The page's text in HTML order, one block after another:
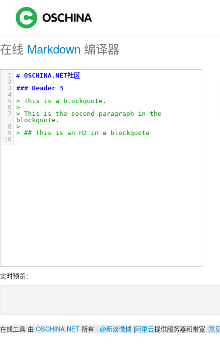
在线 Markdown 编译器
1
2
3
4
5
6
7
8
9
10
# OSCHINA.NET社区
### Header 3
> This is a blockquote.
>
> This is the second paragraph in the
blockquote.
>
> ## This is an H2 in a blockquote
实时预览：
在线工具 由 OSCHINA.NET 所有 | @新浪微博 |阿里云提供服务器和带宽 |意